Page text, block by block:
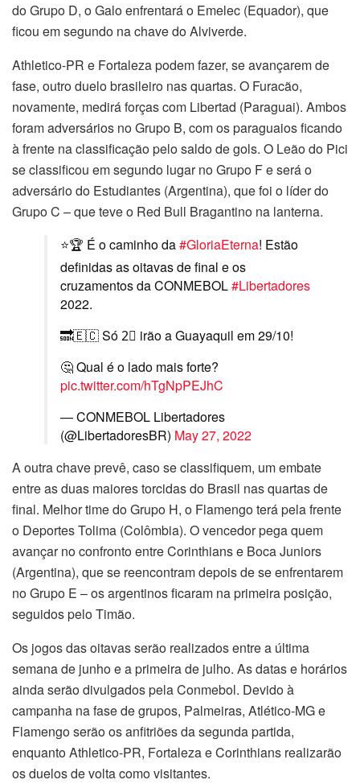
do Grupo D, o Galo enfrentará o Emelec (Equador), que
ficou em segundo na chave do Alviverde.
Athletico-PR e Fortaleza podem fazer, se avançarem de
fase, outro duelo brasileiro nas quartas. O Furacão,
novamente, medirá forças com Libertad (Paraguai). Ambos
foram adversários no Grupo B, com os paraguaios ficando
à frente na classificação pelo saldo de gols. O Leão do Pici
se classificou em segundo lugar no Grupo F e será o
adversário do Estudiantes (Argentina), que foi o líder do
Grupo C – que teve o Red Bull Bragantino na lanterna.
⭐🏆 É o caminho da#GloriaEterna! Estão
definidas as oitavas de final e os
cruzamentos da CONMEBOL#Libertadores
2022.
🔜🇪🇨 Só 2⃣ irão a Guayaquil em 29/10!
🤔 Qual é o lado mais forte?
pic.twitter.com/hTgNpPEJhC
— CONMEBOL Libertadores
(@LibertadoresBR) May 27, 2022
A outra chave prevê, caso se classifiquem, um embate
entre as duas maiores torcidas do Brasil nas quartas de
final. Melhor time do Grupo H, o Flamengo terá pela frente
o Deportes Tolima (Colômbia). O vencedor pega quem
avançar no confronto entre Corinthians e Boca Juniors
(Argentina), que se reencontram depois de se enfrentarem
no Grupo E – os argentinos ficaram na primeira posição,
seguidos pelo Timão.
Os jogos das oitavas serão realizados entre a última
semana de junho e a primeira de julho. As datas e horários
ainda serão divulgados pela Conmebol. Devido à
campanha na fase de grupos, Palmeiras, Atlético-MG e
Flamengo serão os anfitriões da segunda partida,
enquanto Athletico-PR, Fortaleza e Corinthians realizarão
os duelos de volta como visitantes.